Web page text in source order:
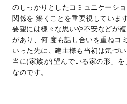
のしっかりとしたコミュニケーシ
関係を 築くことを重要視していま
要望には様々な思いや不安などが
があり、何 度も話し合いを重ねコ
いった先に、建主様も当初は気づ
当に(家族が)望んでいる家の形」を
なのです。